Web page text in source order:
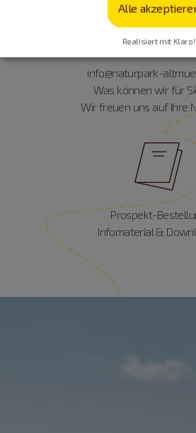
info@naturpark-
Was können wir für
Wir freuen uns auf Ihre
Prospekt-
Infomaterial &
Alle
Realisiert mit Klaro!